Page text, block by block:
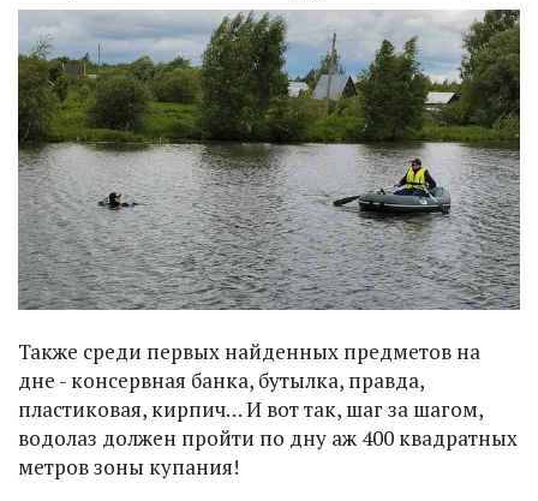
Также среди первых найденных предметов на
дне - консервная банка, бутылка, правда,
пластиковая, кирпич… И вот так, шаг за шагом,
водолаз должен пройти по дну аж 400 квадратных
метров зоны купания!